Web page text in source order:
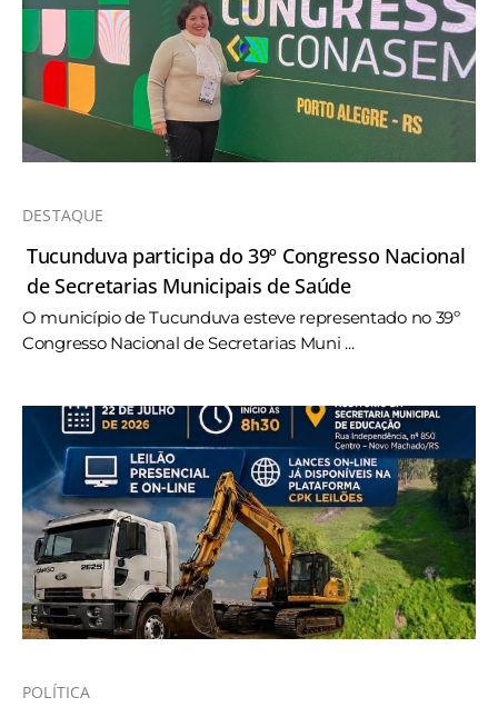
DESTAQUE
Tucunduva participa do 39º Congresso Nacional
de Secretarias Municipais de Saúde
O município de Tucunduva esteve representado no 39º
Congresso Nacional de Secretarias Muni ...
POLÍTICA